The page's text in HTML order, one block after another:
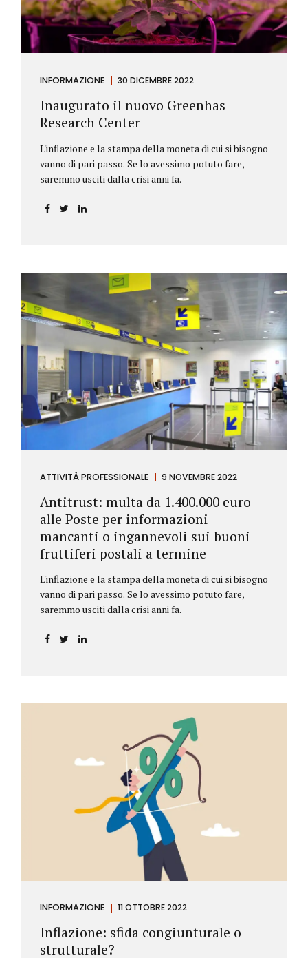
INFORMAZIONE 30 DICEMBRE 2022
Inaugurato il nuovo Greenhas
Research Center
L'inflazione e la stampa della moneta di cui si bisogno
vanno di pari passo. Se lo avessimo potuto fare,
saremmo usciti dalla crisi anni fa.
ATTIVITÀ PROFESSIONALE 9 NOVEMBRE 2022
Antitrust: multa da 1.400.000 euro
alle Poste per informazioni
mancanti o ingannevoli sui buoni
fruttiferi postali a termine
L'inflazione e la stampa della moneta di cui si bisogno
vanno di pari passo. Se lo avessimo potuto fare,
saremmo usciti dalla crisi anni fa.
INFORMAZIONE 11 OTTOBRE 2022
Inflazione: sfida congiunturale o
strutturale?